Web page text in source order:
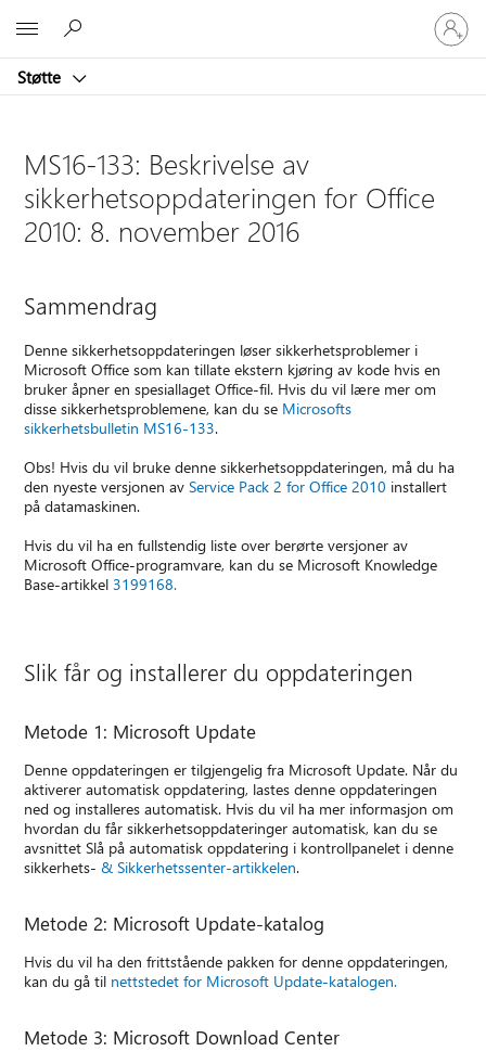
Støtte
Logg
på
kontoen
MS16-133: Beskrivelse av
sikkerhetsoppdateringen for Office
2010: 8. november 2016
Sammendrag
Denne sikkerhetsoppdateringen løser sikkerhetsproblemer i
Microsoft Office som kan tillate ekstern kjøring av kode hvis en
bruker åpner en spesiallaget Office-fil. Hvis du vil lære mer om
disse sikkerhetsproblemene, kan du se Microsofts
sikkerhetsbulletin MS16-133.
Obs! Hvis du vil bruke denne sikkerhetsoppdateringen, må du ha
den nyeste versjonen avService Pack 2 for Office 2010 installert
på datamaskinen.
Hvis du vil ha en fullstendig liste over berørte versjoner av
Microsoft Office-programvare, kan du se Microsoft Knowledge
Base-artikkel3199168.
Slik får og installerer du oppdateringen
Metode 1: Microsoft Update
Denne oppdateringen er tilgjengelig fra Microsoft Update. Når du
aktiverer automatisk oppdatering, lastes denne oppdateringen
ned og installeres automatisk. Hvis du vil ha mer informasjon om
hvordan du får sikkerhetsoppdateringer automatisk, kan du se
avsnittet Slå på automatisk oppdatering i kontrollpanelet i denne
sikkerhets-& Sikkerhetssenter-artikkelen.
Metode 2: Microsoft Update-katalog
Hvis du vil ha den frittstående pakken for denne oppdateringen,
kan du gå til nettstedet for Microsoft Update-katalogen.
Metode 3: Microsoft Download Center